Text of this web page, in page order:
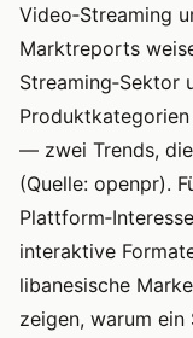
Video‑Streaming
Marktreports
Streaming‑Sektor
— zwei Trends,
(Quelle: openpr).
interaktive
libanesische
zeigen, warum ein